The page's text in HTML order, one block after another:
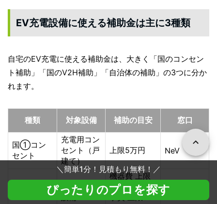
EV充電設備に使える補助金は主に3種類
自宅のEV充電に使える補助金は、大きく「国のコンセン
ト補助」「国のV2H補助」「自治体の補助」の3つに分か
れます。
種類 対象設備 補助の目安 窓口
国①コン
セント
充電用コン
セント（戸
建て）
上限5万円 NeV
V2H充放電
設備
機器費 上限
75万円＋工
事費 上限55
NeV
＼ 簡単1分！見積もり無料！ ／
ぴったりのプロを探す